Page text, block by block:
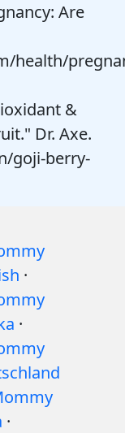
Are
health/
&
Dr. Axe.
goji-berry-
·
·
·